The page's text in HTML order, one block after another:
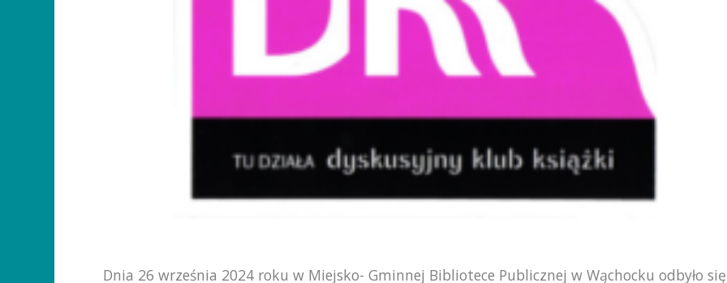
Dnia 26 września 2024 roku w Miejsko- Gminnej Bibliotece Publicznej w Wąchocku odbyło się